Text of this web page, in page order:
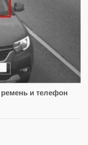
ремень и телефон